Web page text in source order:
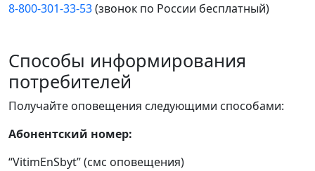
8-800-301-33-53(звонок по России бесплатный)
Способы информирования
потребителей
Получайте оповещения следующими способами:
Абонентский номер:
“VitimEnSbyt” (смс оповещения)